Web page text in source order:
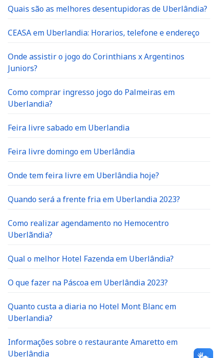
Quais são as melhores desentupidoras de Uberlândia?
CEASA em Uberlandia: Horarios, telefone e endereço
Onde assistir o jogo do Corinthians x Argentinos
Juniors?
Como comprar ingresso jogo do Palmeiras em
Uberlandia?
Feira livre sabado em Uberlandia
Feira livre domingo em Uberlândia
Onde tem feira livre em Uberlândia hoje?
Quando será a frente fria em Uberlandia 2023?
Como realizar agendamento no Hemocentro
Uberlãndia?
Qual o melhor Hotel Fazenda em Uberlândia?
O que fazer na Páscoa em Uberlândia 2023?
Quanto custa a diaria no Hotel Mont Blanc em
Uberlandia?
Informações sobre o restaurante Amaretto em
Uberlândia